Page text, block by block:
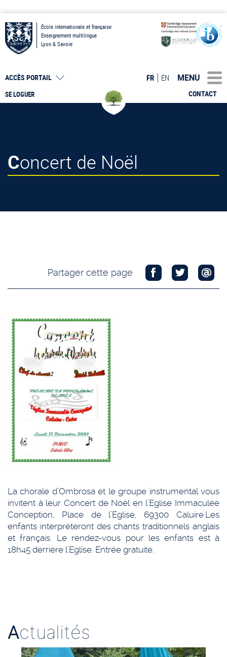
École internationale et française
Enseignement multilingue
Lyon & Savoie
SE LOGUER
ACCÈS PORTAIL
CONTACT
FR EN MENU
Concert de Noël
Partager cette page
La chorale d’Ombrosa et le groupe instrumental vous
invitent à leur Concert de Noël en l’Eglise Immaculée
Conception, Place de l’Eglise, 69300 Caluire.Les
enfants interpréteront des chants traditionnels anglais
et français. Le rendez-vous pour les enfants est à
18h45 derrière l’Eglise. Entrée gratuite.
Actualités